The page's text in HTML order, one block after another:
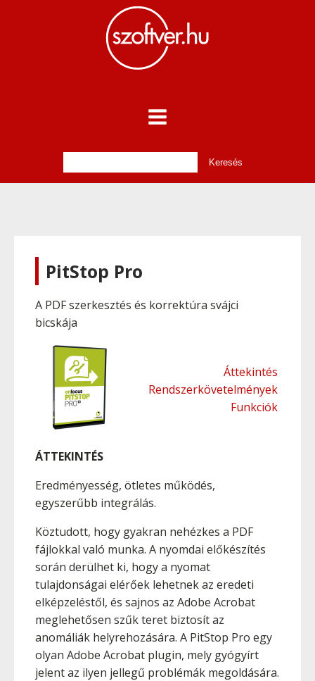
PitStop Pro
A PDF szerkesztés és korrektúra svájci
bicskája
Áttekintés
Rendszerkövetelmények
Funkciók
ÁTTEKINTÉS
Eredményesség, ötletes működés,
egyszerűbb integrálás.
Köztudott, hogy gyakran nehézkes a PDF
fájlokkal való munka. A nyomdai előkészítés
során derülhet ki, hogy a nyomat
tulajdonságai elérőek lehetnek az eredeti
elképzeléstől, és sajnos az Adobe Acrobat
meglehetősen szűk teret biztosít az
anomáliák helyrehozására. A PitStop Pro egy
olyan Adobe Acrobat plugin, mely gyógyírt
jelent az ilyen jellegű problémák megoldására.